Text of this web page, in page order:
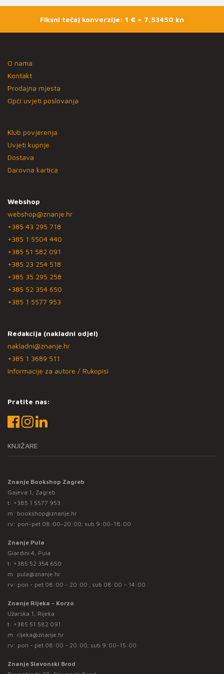
Fiksni tečaj konverzije: 1 € = 7,53450 kn
O nama
Kontakt
Prodajna mjesta
Opći uvjeti poslovanja
Klub povjerenja
Uvjeti kupnje
Dostava
Darovna kartica
Webshop
webshop@znanje.hr
+385 43 295 718
+385 1 5504 440
+385 51 582 091
+385 23 254 518
+385 35 295 258
+385 52 354 650
+385 1 5577 953
Redakcija (nakladni odjel)
nakladni@znanje.hr
+385 1 3689 511
Informacije za autore / Rukopisi
Pratite nas:
KNJIŽARE
Znanje Bookshop Zagreb
Gajeva 1, Zagreb
t: +385 1 5577 953
m: bookshop@znanje.hr
rv: pon-pet 08:00-20:00; sub 9:00-18:00
Znanje Pula
Giardini 4, Pula
t: +385 52 354 650
m: pula@znanje.hr
rv: pon - pet 08:00 - 20:00 ; sub 08:00 – 14:00
Znanje Rijeka - Korzo
Užarska 1, Rijeka
t: +385 51 582 091
m: rijeka@znanje.hr
rv: pon - pet 08:00 - 20:00; sub 9:00-15:00
Znanje Slavonski Brod